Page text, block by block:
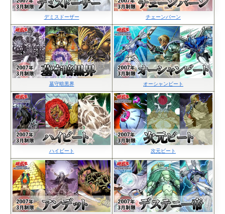
デミスドーザー チェーンバーン
墓守暗黒界 オーシャンビート
ハイビート 次元ビート